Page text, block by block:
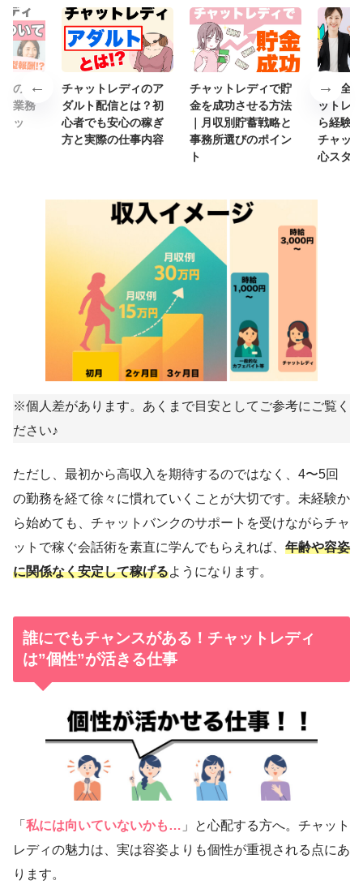
の雇
業務
ッ
チャットレディのア
ダルト配信とは？初
心者でも安心の稼ぎ
方と実際の仕事内容
チャットレディで貯
金を成功させる方法
｜月収別貯蓄戦略と
事務所選びのポイン
ト
【完全
ットレ
ら経験
チャッ
心スタ
※個人差があります。あくまで目安としてご参考にご覧く
ださい♪
ただし、最初から高収入を期待するのではなく、4〜5回
の勤務を経て徐々に慣れていくことが大切です。未経験か
ら始めても、チャットバンクのサポートを受けながらチャ
ットで稼ぐ会話術を素直に学んでもらえれば、 年齢や容姿
に関係なく安定して稼げるようになります。
誰にでもチャンスがある！チャットレディ
は”個性”が活きる仕事
「 私には向いていないかも… 」と心配する方へ。チャット
レディの魅力は、実は容姿よりも個性が重視される点にあ
ります。